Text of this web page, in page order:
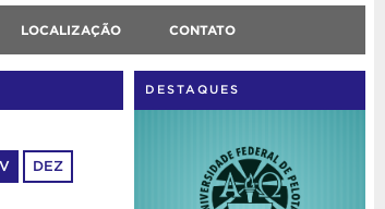
LOCALIZAÇÃO CONTATO
DEZ
DESTAQUES